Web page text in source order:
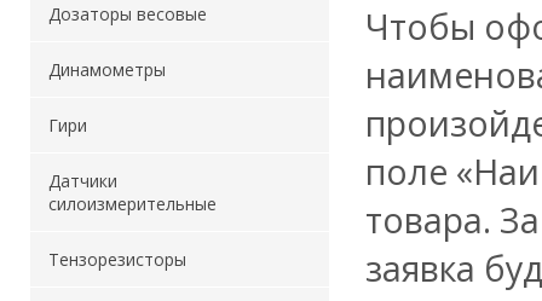
Чтобы
поле
товара.
заявка
Дозаторы весовые
Динамометры
Гири
Датчики
силоизмерительные
Тензорезисторы